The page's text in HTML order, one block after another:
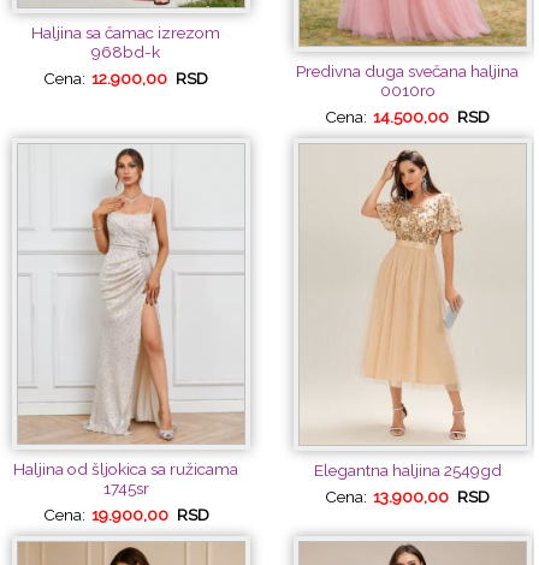
Haljina sa čamac izrezom
968bd-k
Cena: 12.900,00 RSD
Predivna duga svečana haljina
0010ro
Cena: 14.500,00 RSD
Haljina od šljokica sa ružicama
1745sr
Cena: 19.900,00 RSD
Elegantna haljina 2549gd
Cena: 13.900,00 RSD